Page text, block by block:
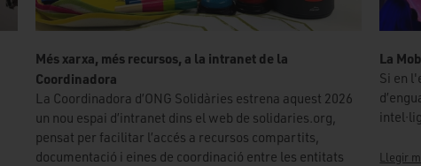
Més xarxa, més recursos, a la intranet de la
Coordinadora
La Coordinadora d’ONG Solidàries estrena aquest 2026
un nou espai d’intranet dins el web de solidaries.org,
pensat per facilitar l’accés a recursos compartits,
documentació i eines de coordinació entre les entitats
La
Si en
Llegir